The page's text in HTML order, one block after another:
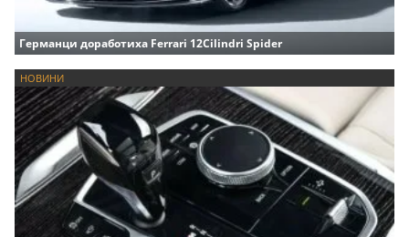
Германци доработиха Ferrari 12Cilindri Spider
НОВИНИ